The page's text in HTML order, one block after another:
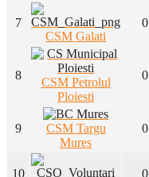
7
CSM Galati
0
8
CSM Petrolul
Ploiesti
0
9
CSM Targu
Mures
0
10
0